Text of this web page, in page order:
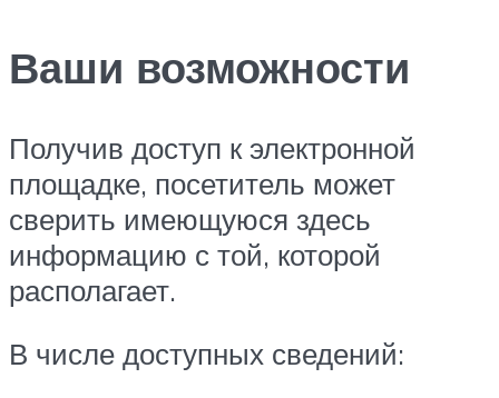
Ваши возможности
Получив доступ к электронной
площадке, посетитель может
сверить имеющуюся здесь
информацию с той, которой
располагает.
В числе доступных сведений: